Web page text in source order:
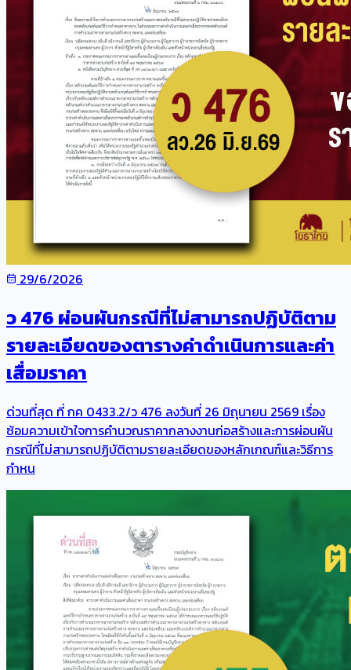
29/6/2026
ว 476 ผ่อนผันกรณีที่ไม่สามารถปฏิบัติตาม
รายละเอียดของตารางค่าดำเนินการและค่า
เสื่อมราคา
ด่วนที่สุด ที่ กค 0433.2/ว 476 ลงวันที่ 26 มิถุนายน 2569 เรื่อง
ซ้อมความเข้าใจการคำนวณราคากลางงานก่อสร้างและการผ่อนผัน
กรณีที่ไม่สามารถปฏิบัติตามรายละเอียดของหลักเกณฑ์และวิธีการ
กำหน